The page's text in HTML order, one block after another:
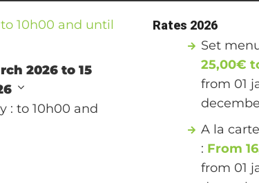
10h00 and until
2026 to 15
: to 10h00 and
Rates 2026
Set
25,00€
from 01
A la
: From
from 01